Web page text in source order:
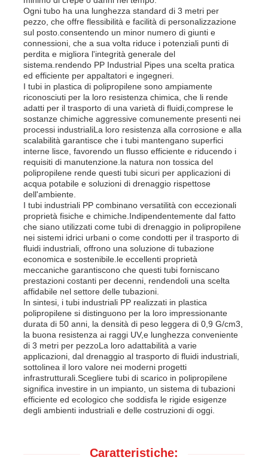
Pannello pubblicitario PP
Fogli di plastica in PP
Consiglio PPS
Lastra in polipropilene ignifuga
I pp scavano il bordo della costruzione
Lastra PP per Parete
strato del polipropilene
Tubi in PP
accessori per tubi in polipropilene
Ogni tubo ha una lunghezza standard di 3 metri per
pezzo, che offre flessibilità e facilità di personalizzazione
sul posto.consentendo un minor numero di giunti e
connessioni, che a sua volta riduce i potenziali punti di
perdita e migliora l'integrità generale del
sistema.rendendo PP Industrial Pipes una scelta pratica
ed efficiente per appaltatori e ingegneri.
I tubi in plastica di polipropilene sono ampiamente
riconosciuti per la loro resistenza chimica, che li rende
adatti per il trasporto di una varietà di fluidi,comprese le
sostanze chimiche aggressive comunemente presenti nei
processi industrialiLa loro resistenza alla corrosione e alla
scalabilità garantisce che i tubi mantengano superfici
interne lisce, favorendo un flusso efficiente e riducendo i
requisiti di manutenzione.la natura non tossica del
polipropilene rende questi tubi sicuri per applicazioni di
acqua potabile e soluzioni di drenaggio rispettose
dell'ambiente.
I tubi industriali PP combinano versatilità con eccezionali
proprietà fisiche e chimiche.Indipendentemente dal fatto
che siano utilizzati come tubi di drenaggio in polipropilene
nei sistemi idrici urbani o come condotti per il trasporto di
fluidi industriali, offrono una soluzione di tubazione
economica e sostenibile.le eccellenti proprietà
meccaniche garantiscono che questi tubi forniscano
prestazioni costanti per decenni, rendendoli una scelta
affidabile nel settore delle tubazioni.
In sintesi, i tubi industriali PP realizzati in plastica
polipropilene si distinguono per la loro impressionante
durata di 50 anni, la densità di peso leggera di 0,9 G/cm3,
la buona resistenza ai raggi UV,e lunghezza conveniente
di 3 metri per pezzoLa loro adattabilità a varie
applicazioni, dal drenaggio al trasporto di fluidi industriali,
sottolinea il loro valore nei moderni progetti
infrastrutturali.Scegliere tubi di scarico in polipropilene
significa investire in un impianto, un sistema di tubazioni
efficiente ed ecologico che soddisfa le rigide esigenze
degli ambienti industriali e delle costruzioni di oggi.
Caratteristiche: